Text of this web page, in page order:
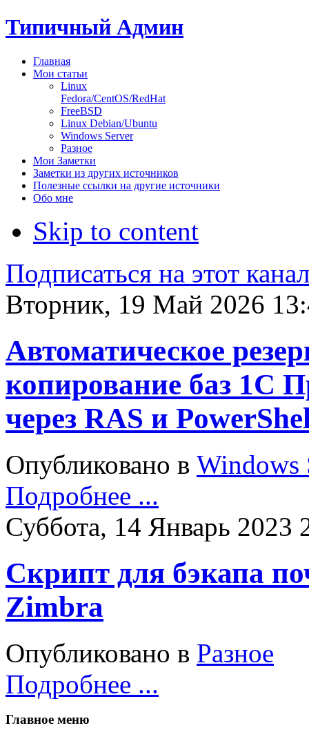
Типичный Админ
Главная
Мои статьи
Linux
Fedora/CentOS/RedHat
FreeBSD
Linux Debian/Ubuntu
Windows Server
Разное
Мои Заметки
Заметки из других источников
Полезные ссылки на другие источники
Обо мне
Skip to content
Подписаться на этот
Вторник, 19 Май 2026
Автоматическое
копирование баз 1С
через RAS и
Опубликовано в Windows
Подробнее ...
Суббота, 14 Январь 2023
Скрипт для бэкапа
Zimbra
Опубликовано в Разное
Подробнее ...
Главное меню